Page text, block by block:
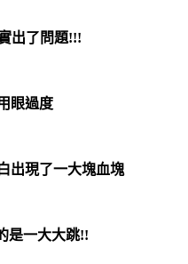
出了問題!!!
眼過度
出現了一大塊血塊
是一大大跳!!